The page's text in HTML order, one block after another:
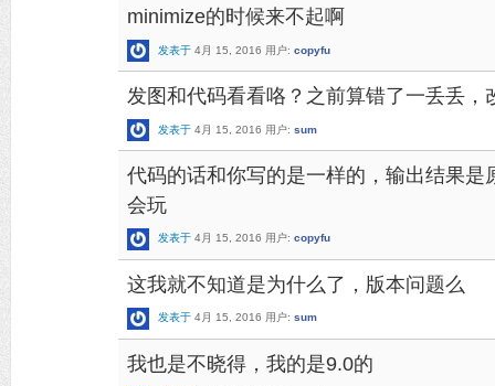
minimize的时候来不起啊
发表于 4月 15, 2016 用户: copyfu
发图和代码看看咯？之前算错了一丢丢，
发表于 4月 15, 2016 用户: sum
代码的话和你写的是一样的，输出结果
会玩
发表于 4月 15, 2016 用户: copyfu
这我就不知道是为什么了，版本问题么
发表于 4月 15, 2016 用户: sum
我也是不晓得，我的是9.0的